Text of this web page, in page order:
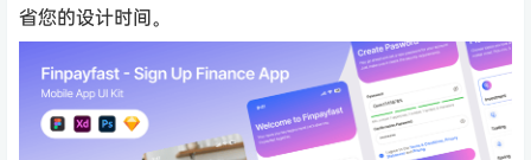
省您的设计时间。